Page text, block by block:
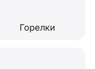
Горелки